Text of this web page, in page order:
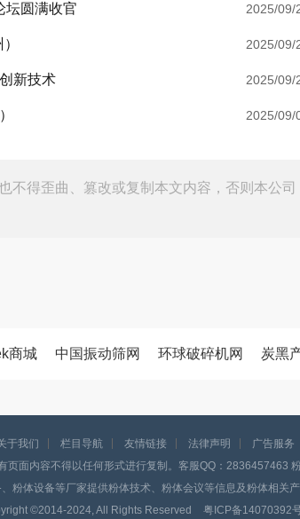
坛圆满收官 2025/09/
2025/09/
新技术 2025/09/
2025/09/
不得歪曲、篡改或复制本文内容，否则本公司
商城 中国振动筛网 环球破碎机网 炭黑
于我们 栏目导航 友情链接 法律声明 广告服务
页面内容不得以任何形式进行复制。客服QQ：2836457463
粉体设备等厂家提供粉体技术、粉体会议等信息及粉体相关产
©️2014-2024, All Rights Reserved
粤ICP备14070392